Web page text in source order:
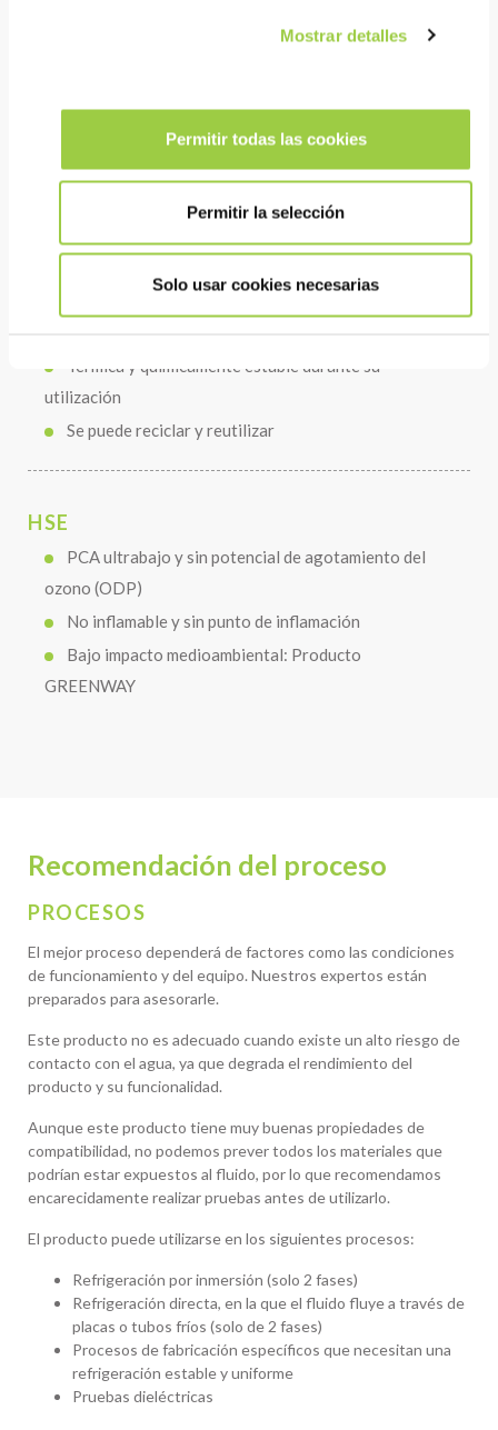
Mostrar detalles
Permitir todas las cookies
Permitir la selección
Solo usar cookies necesarias
Excelente conductividad térmica
Muy baja tensión superficial
Alto aislamiento eléctrico
La baja viscosidad cinética y el bajo punto de
congelación reducen la carga de las bombas
Térmica y químicamente estable durante su
utilización
Se puede reciclar y reutilizar
HSE
PCA ultrabajo y sin potencial de agotamiento del
ozono (ODP)
No inflamable y sin punto de inflamación
Bajo impacto medioambiental: Producto
GREENWAY
Recomendación del proceso
PROCESOS
El mejor proceso dependerá de factores como las condiciones
de funcionamiento y del equipo. Nuestros expertos están
preparados para asesorarle.
Este producto no es adecuado cuando existe un alto riesgo de
contacto con el agua, ya que degrada el rendimiento del
producto y su funcionalidad.
Aunque este producto tiene muy buenas propiedades de
compatibilidad, no podemos prever todos los materiales que
podrían estar expuestos al fluido, por lo que recomendamos
encarecidamente realizar pruebas antes de utilizarlo.
El producto puede utilizarse en los siguientes procesos:
Refrigeración por inmersión (solo 2 fases)
Refrigeración directa, en la que el fluido fluye a través de
placas o tubos fríos (solo de 2 fases)
Procesos de fabricación específicos que necesitan una
refrigeración estable y uniforme
Pruebas dieléctricas